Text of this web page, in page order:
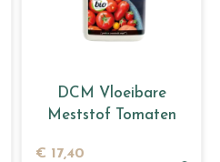
DCM Vloeibare
Meststof Tomaten
€ 17,40